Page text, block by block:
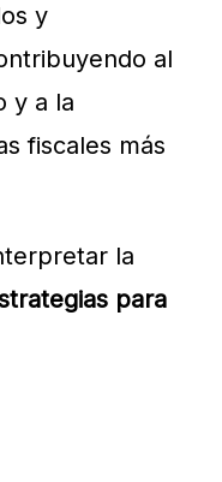
y
al
y a la
fiscales más
la
para